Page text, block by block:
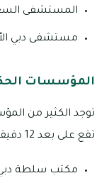
المستشفى
مستشفى دبي
المؤسسات
تقع على بعد 12 دقيقة ومن بين أبرزها ما يأتي:
مكتب سلطة